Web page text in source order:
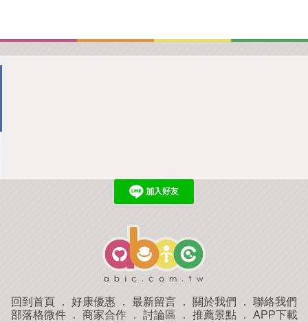
回到首頁 ． 好康優惠 ． 最新留言 ． 關於我們 ． 聯絡我們
部落格微件． 商家合作． 討論區 ． 推薦景點． APP下載